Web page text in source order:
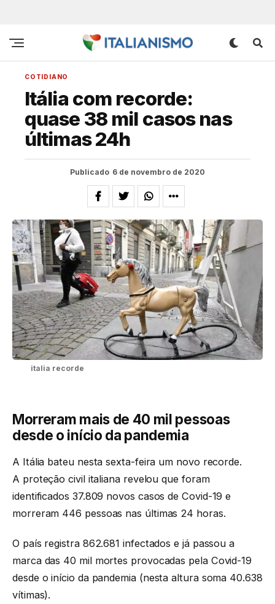
COTIDIANO
Itália com recorde:
quase 38 mil casos nas
últimas 24h
Publicado 6 de novembro de 2020
italia recorde
Morreram mais de 40 mil pessoas
desde o início da pandemia
A Itália bateu nesta sexta-feira um novo recorde.
A proteção civil italiana revelou que foram
identificados 37.809 novos casos de Covid-19 e
morreram 446 pessoas nas últimas 24 horas.
O país registra 862.681 infectados e já passou a
marca das 40 mil mortes provocadas pela Covid-19
desde o início da pandemia (nesta altura soma 40.638
vítimas).